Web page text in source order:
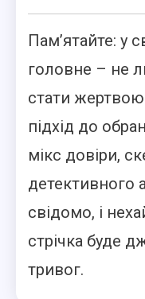
Пам’ятайте: у
головне – не
стати
підхід до
мікс довіри,
детективного
свідомо, і
стрічка буде
тривог.